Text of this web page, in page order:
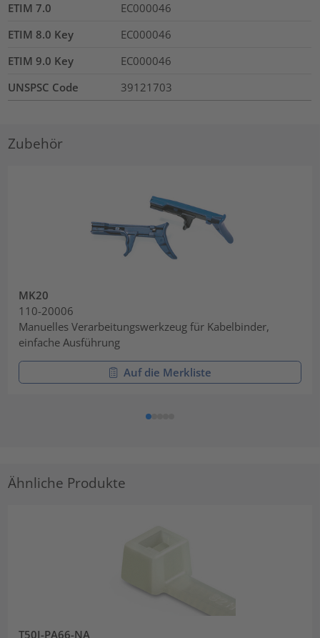
ETIM 7.0
EC000046
ETIM 8.0 Key
EC000046
ETIM 9.0 Key
EC000046
UNSPSC Code
39121703
Zubehör
MK20
110-20006
Manuelles Verarbeitungswerkzeug für Kabelbinder,
einfache Ausführung
Auf die Merkliste
Ähnliche Produkte
T50I-PA66-NA